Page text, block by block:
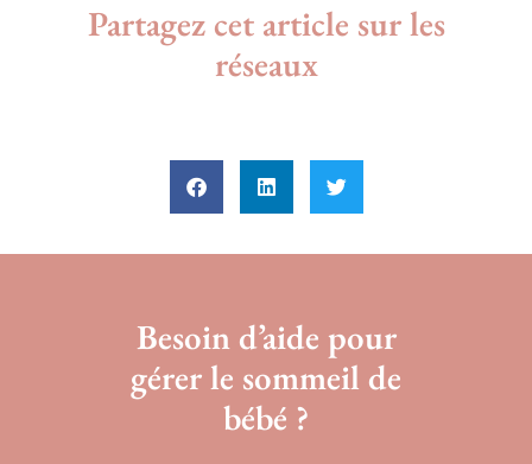
Partagez cet article sur les
réseaux
Besoin d’aide pour
gérer le sommeil de
bébé ?